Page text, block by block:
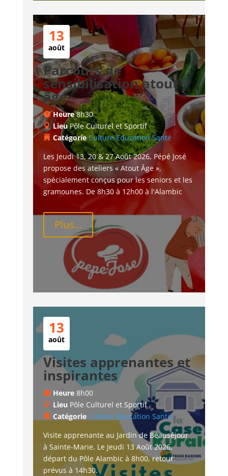
13
août
Parcours de
sensibilisation atout
âge
Heure8h30
LieuPôle Culturel et Sportif
CatégorieCulture Education Santé
Les Jeudi 13, 20 & 27 Août 2026, Pépé José
propose des ateliers « Atout Âge »,
spécialement conçus pour les seniors et les
gramounes. De 8h30 à 12h00 à l'Alambic
Plus...
13
août
Visites apprenantes et
inspirantes
Heure 8h00
Lieu Pôle Culturel et Sportif
Catégorie Culture Education Santé
Visite apprenante au Jardin de Beauséjour
à Sainte-Marie. Le Jeudi 13 Août 2026,
départ du Pôle Alambic à 8h00, retour
prévus à 14h30.